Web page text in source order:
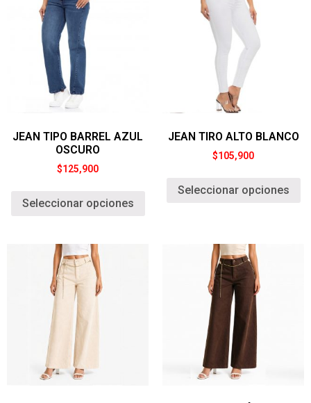
JEAN TIPO BARREL AZUL
OSCURO
$125,900
Seleccionar opciones
JEAN TIRO ALTO BLANCO
$105,900
Seleccionar opciones